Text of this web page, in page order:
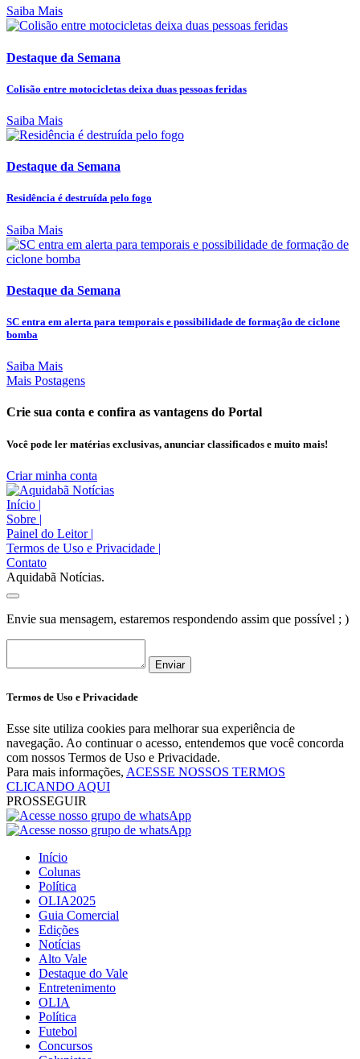
Saiba Mais
Destaque da Semana
Colisão entre motocicletas deixa duas pessoas feridas
Saiba Mais
Destaque da Semana
Residência é destruída pelo fogo
Saiba Mais
Destaque da Semana
SC entra em alerta para temporais e possibilidade de formação de ciclone
bomba
Saiba Mais
Mais Postagens
Crie sua conta e confira as vantagens do Portal
Você pode ler matérias exclusivas, anunciar classificados e muito mais!
Criar minha conta
Início |
Sobre |
Painel do Leitor |
Termos de Uso e Privacidade |
Contato
Aquidabã Notícias.
Envie sua mensagem, estaremos respondendo assim que possível ; )
Enviar
Termos de Uso e Privacidade
Esse site utiliza cookies para melhorar sua experiência de
navegação. Ao continuar o acesso, entendemos que você concorda
com nossos Termos de Uso e Privacidade.
Para mais informações, ACESSE NOSSOS TERMOS
CLICANDO AQUI
PROSSEGUIR
Início
Colunas
Política
OLIA2025
Guia Comercial
Edições
Notícias
Alto Vale
Destaque do Vale
Entretenimento
OLIA
Política
Futebol
Concursos